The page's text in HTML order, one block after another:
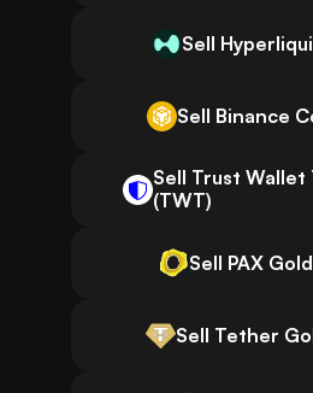
Sell
Sell Binance
Sell Trust Wallet
(TWT)
Sell PAX
Sell Tether